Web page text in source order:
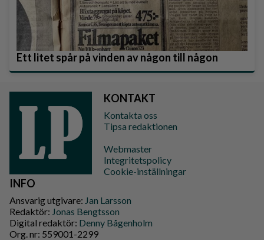
Ett litet spår på vinden av någon till någon
KONTAKT
Kontakta oss
Tipsa redaktionen
Webmaster
Integritetspolicy
Cookie-inställningar
INFO
Ansvarig utgivare: Jan Larsson
Redaktör: Jonas Bengtsson
Digital redaktör: Denny Bågenholm
Org. nr: 559001-2299